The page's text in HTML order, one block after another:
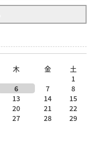
木 金
土
1
6 7
8
13 14
15
20 21
22
27 28
29